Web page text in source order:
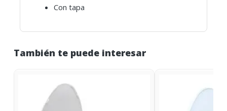
Con tapa
También te puede interesar